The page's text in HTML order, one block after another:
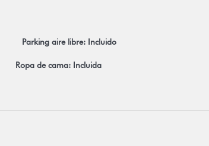
Parking aire libre: Incluido
Ropa de cama: Incluida